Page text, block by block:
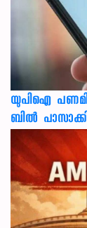
യുപിഐ
ബിൽ